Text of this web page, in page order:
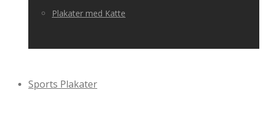
Plakater med Katte
Sports Plakater